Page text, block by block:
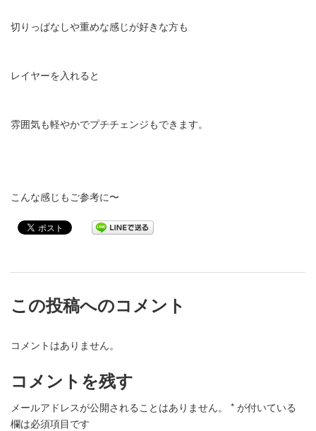
切りっぱなしや重めな感じが好きな方も
レイヤーを入れると
雰囲気も軽やかでプチチェンジもできます。
こんな感じもご参考に〜
この投稿へのコメント
コメントはありません。
コメントを残す
メールアドレスが公開されることはありません。 * が付いている
欄は必須項目です